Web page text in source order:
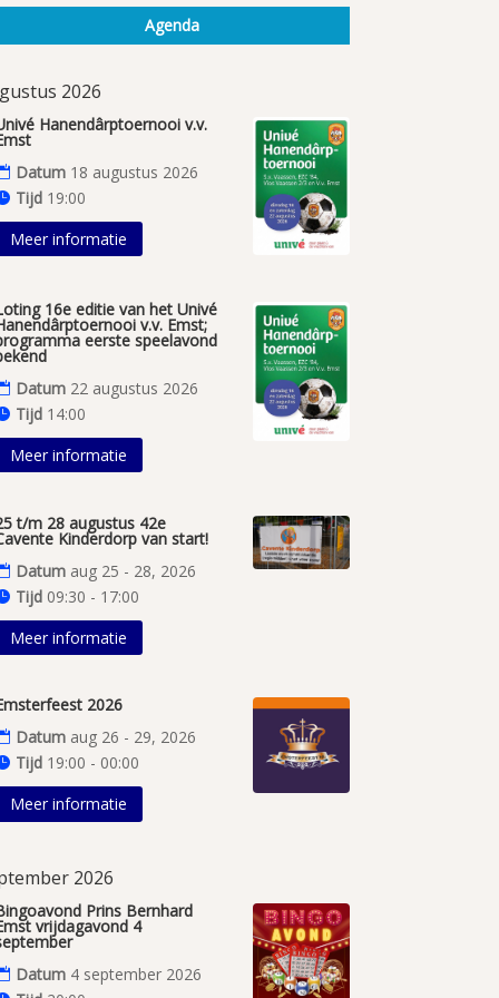
Agenda
2026
Hanendârptoernooi v.v.
Datum 18 augustus 2026
Tijd 19:00
Meer informatie
16e editie van het Univé
v.v. Emst;
eerste speelavond
Datum 22 augustus 2026
Tijd 14:00
Meer informatie
t/m 28 augustus 42e
Kinderdorp van start!
Datum aug 25 - 28, 2026
Tijd 09:30 - 17:00
Meer informatie
2026
Datum aug 26 - 29, 2026
Tijd 19:00 - 00:00
Meer informatie
2026
Prins Bernhard
vrijdagavond 4
Datum 4 september 2026